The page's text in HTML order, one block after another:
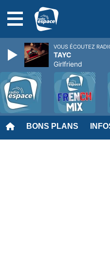
BONS PLANS
VOUS ÉCOUTEZ
TAYC
Girlfriend